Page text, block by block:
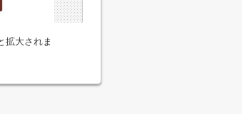
拡大されま